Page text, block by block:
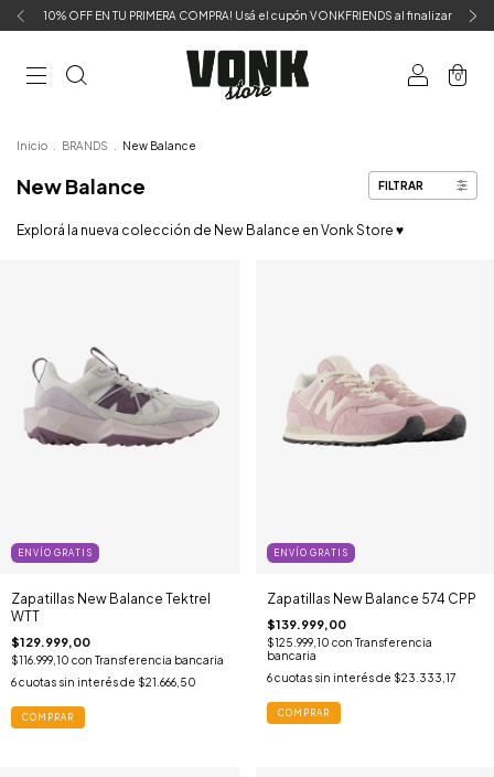
10% OFF EN TU PRIMERA COMPRA! Usá el cupón VONKFRIENDS al finalizar
0
Inicio BRANDS New Balance
New Balance FILTRAR
Explorá la nueva colección de New Balance en Vonk Store ♥
ENVÍO GRATIS
Zapatillas New Balance Tektrel
WTT
$129.999,00
$116.999,10 con Transferencia bancaria
6cuotas sin interés de $21.666,50
COMPRAR
ENVÍO GRATIS
Zapatillas New Balance 574 CPP
$139.999,00
$125.999,10 con Transferencia
bancaria
6 cuotas sin interés de $23.333,17
COMPRAR